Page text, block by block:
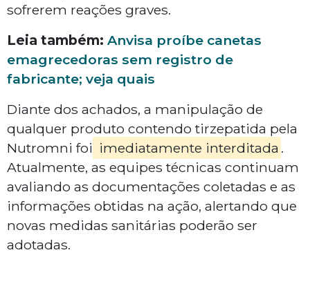
sofrerem reações graves.
Leia também: Anvisa proíbe canetas
emagrecedoras sem registro de
fabricante; veja quais
Diante dos achados, a manipulação de
qualquer produto contendo tirzepatida pela
Nutromni foi imediatamente interditada .
Atualmente, as equipes técnicas continuam
avaliando as documentações coletadas e as
informações obtidas na ação, alertando que
novas medidas sanitárias poderão ser
adotadas.